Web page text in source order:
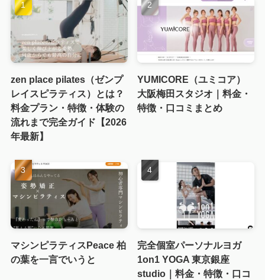
zen place pilates（ゼンプ
レイスピラティス）とは？
料金プラン・特徴・体験の
流れまで完全ガイド【2026
年最新】
YUMICORE（ユミコア）
大阪梅田スタジオ｜料金・
特徴・口コミまとめ
マシンピラティスPeace 柏
の葉を一言でいうと
完全個室パーソナルヨガ
1on1 YOGA 東京銀座
studio｜料金・特徴・口コ